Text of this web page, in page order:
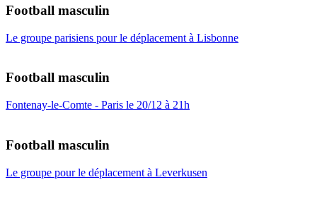
Football masculin
Le groupe parisiens pour le déplacement à Lisbonne
Football masculin
Fontenay-le-Comte - Paris le 20/12 à 21h
Football masculin
Le groupe pour le déplacement à Leverkusen